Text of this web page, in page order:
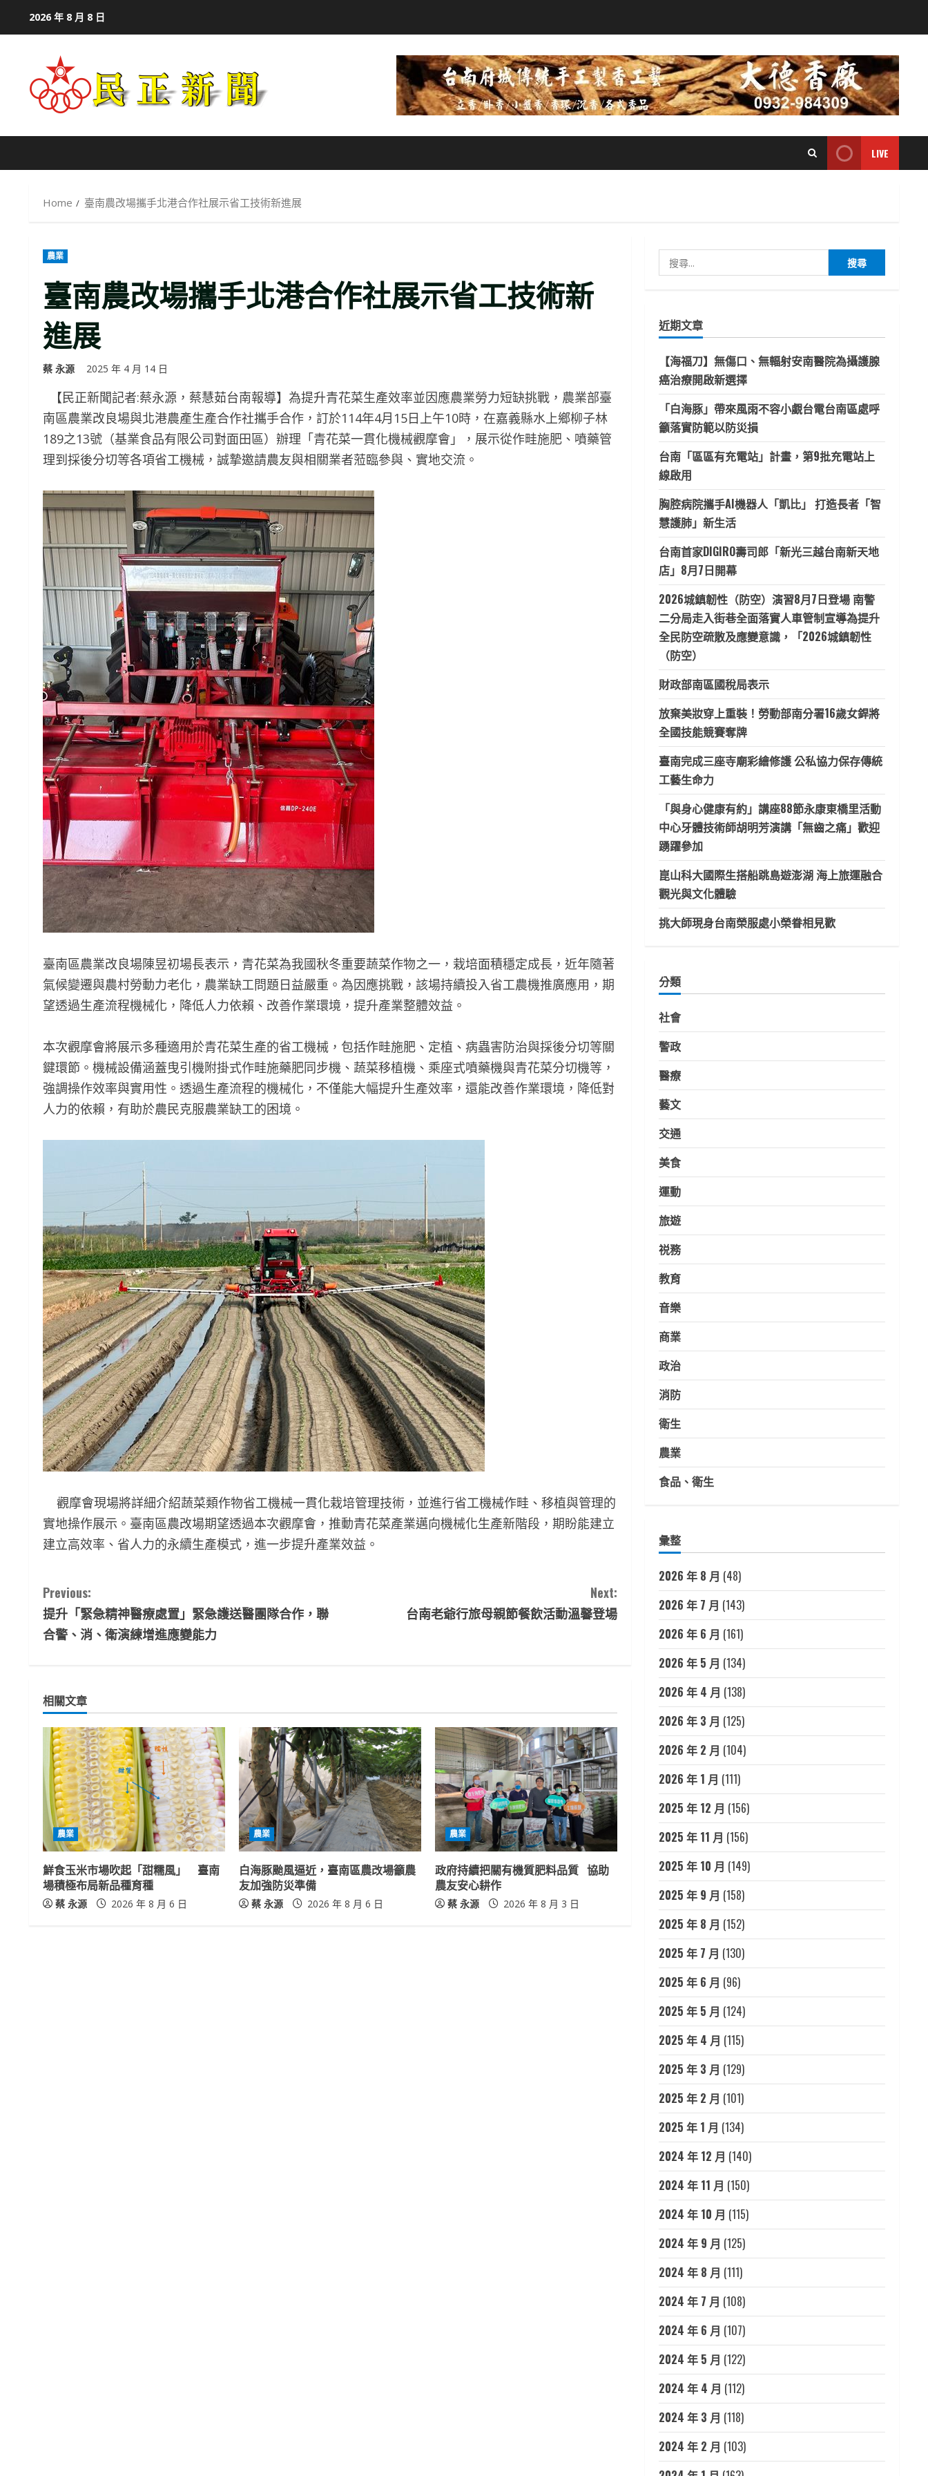
2026 年 8 月 8 日
LIVE
Home 臺南農改場攜手北港合作社展示省工技術新進展
農業
臺南農改場攜手北港合作社展示省工技術新
進展
蔡 永源 2025 年 4 月 14 日
【民正新聞記者:蔡永源，蔡慧茹台南報導】為提升青花菜生產效率並因應農業勞力短缺挑戰，農業部臺
南區農業改良場與北港農產生產合作社攜手合作，訂於114年4月15日上午10時，在嘉義縣水上鄉柳子林
189之13號（基業食品有限公司對面田區）辦理「青花菜一貫化機械觀摩會」，展示從作畦施肥、噴藥管
理到採後分切等各項省工機械，誠摯邀請農友與相關業者蒞臨參與、實地交流。
臺南區農業改良場陳昱初場長表示，青花菜為我國秋冬重要蔬菜作物之一，栽培面積穩定成長，近年隨著
氣候變遷與農村勞動力老化，農業缺工問題日益嚴重。為因應挑戰，該場持續投入省工農機推廣應用，期
望透過生產流程機械化，降低人力依賴、改善作業環境，提升產業整體效益。
本次觀摩會將展示多種適用於青花菜生產的省工機械，包括作畦施肥、定植、病蟲害防治與採後分切等關
鍵環節。機械設備涵蓋曳引機附掛式作畦施藥肥同步機、蔬菜移植機、乘座式噴藥機與青花菜分切機等，
強調操作效率與實用性。透過生產流程的機械化，不僅能大幅提升生產效率，還能改善作業環境，降低對
人力的依賴，有助於農民克服農業缺工的困境。
觀摩會現場將詳細介紹蔬菜類作物省工機械一貫化栽培管理技術，並進行省工機械作畦、移植與管理的
實地操作展示。臺南區農改場期望透過本次觀摩會，推動青花菜產業邁向機械化生產新階段，期盼能建立
建立高效率、省人力的永續生產模式，進一步提升產業效益。
C
o
i
n
u
e
R
e
a
d
Previous:
提升「緊急精神醫療處置」緊急護送醫團隊合作，聯
合警、消、衛演練增進應變能力
Next:
台南老爺行旅母親節餐飲活動溫馨登場
相關文章
農業
鮮食玉米市場吹起「甜糯風」 臺南
場積極布局新品種育種
蔡 永源 2026 年 8 月 6 日
農業
白海豚颱風逼近，臺南區農改場籲農
友加強防災準備
蔡 永源 2026 年 8 月 6 日
農業
政府持續把關有機質肥料品質 協助
農友安心耕作
蔡 永源 2026 年 8 月 3 日
尋
字:
近期文章
【海福刀】無傷口、無輻射安南醫院為攝護腺
癌治療開啟新選擇
「白海豚」帶來風雨不容小覷台電台南區處呼
籲落實防範以防災損
台南「區區有充電站」計畫，第9批充電站上
線啟用
胸腔病院攜手AI機器人「凱比」 打造長者「智
慧護肺」新生活
台南首家DIGIRO壽司郎「新光三越台南新天地
店」8月7日開幕
2026城鎮韌性（防空）演習8月7日登場 南警
二分局走入街巷全面落實人車管制宣導為提升
全民防空疏散及應變意識，「2026城鎮韌性
（防空）
財政部南區國稅局表示
放棄美妝穿上重裝！勞動部南分署16歲女銲將
全國技能競賽奪牌
臺南完成三座寺廟彩繪修護 公私協力保存傳統
工藝生命力
「與身心健康有約」講座88節永康東橋里活動
中心牙體技術師胡明芳演講「無齒之痛」歡迎
踴躍參加
崑山科大國際生搭船跳島遊澎湖 海上旅運融合
觀光與文化體驗
挑大師現身台南榮服處小榮眷相見歡
分類
社會
警政
醫療
藝文
交通
美食
運動
旅遊
祱務
教育
音樂
商業
政治
消防
衛生
農業
食品、衛生
彙整
2026 年 8 月 (48)
2026 年 7 月 (143)
2026 年 6 月 (161)
2026 年 5 月 (134)
2026 年 4 月 (138)
2026 年 3 月 (125)
2026 年 2 月 (104)
2026 年 1 月 (111)
2025 年 12 月 (156)
2025 年 11 月 (156)
2025 年 10 月 (149)
2025 年 9 月 (158)
2025 年 8 月 (152)
2025 年 7 月 (130)
2025 年 6 月 (96)
2025 年 5 月 (124)
2025 年 4 月 (115)
2025 年 3 月 (129)
2025 年 2 月 (101)
2025 年 1 月 (134)
2024 年 12 月 (140)
2024 年 11 月 (150)
2024 年 10 月 (115)
2024 年 9 月 (125)
2024 年 8 月 (111)
2024 年 7 月 (108)
2024 年 6 月 (107)
2024 年 5 月 (122)
2024 年 4 月 (112)
2024 年 3 月 (118)
2024 年 2 月 (103)